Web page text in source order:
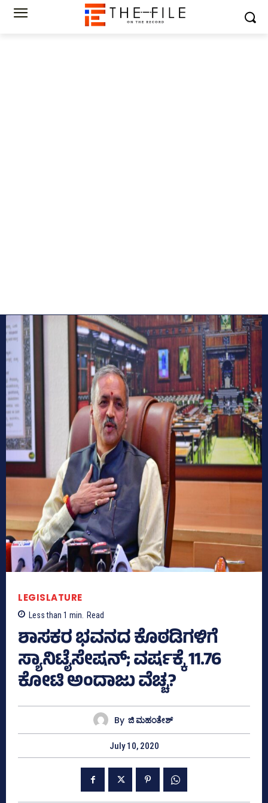
LEGISLATURE
Less than 1 min. Read
ಶಾಸಕರ ಭವನದ ಕೊಠಡಿಗಳಿಗೆ
ಸ್ಯಾನಿಟೈಸೇಷನ್‌; ವರ್ಷಕ್ಕೆ 11.76
ಕೋಟಿ ಅಂದಾಜು ವೆಚ್ಚ?
By ಜಿ ಮಹಂತೇಶ್
July 10, 2020